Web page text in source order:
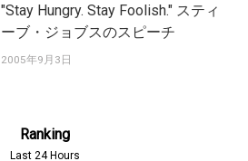
"Stay Hungry. Stay Foolish." スティ
ーブ・ジョブスのスピーチ
2005年9月3日
Ranking
Last 24 Hours